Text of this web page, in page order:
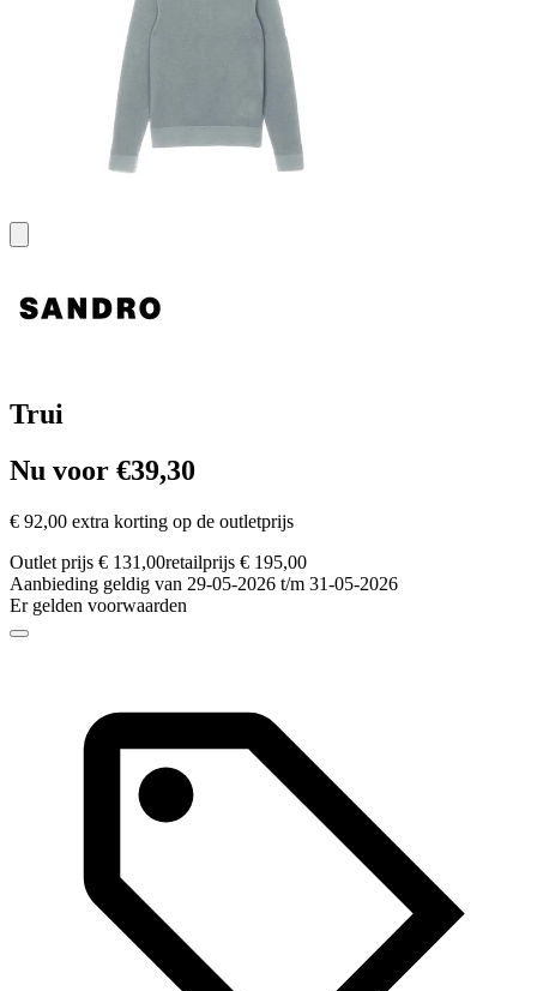
Trui
Nu voor €39,30
€ 92,00 extra korting op de outletprijs
Outlet prijs € 131,00retailprijs € 195,00
Aanbieding geldig van 29-05-2026 t/m 31-05-2026
Er gelden voorwaarden